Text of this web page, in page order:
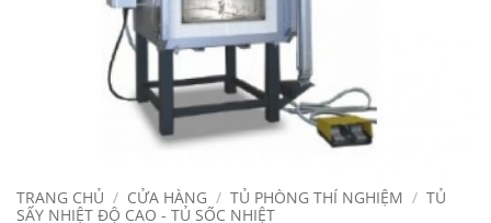
TRANG CHỦ / CỬA HÀNG / TỦ PHÒNG THÍ NGHIỆM / TỦ
SẤY NHIỆT ĐỘ CAO - TỦ SỐC NHIỆT